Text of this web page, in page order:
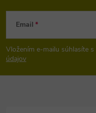
Z
á
p
Email
Vložením e-mailu súhlasíte s
údajov